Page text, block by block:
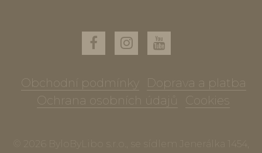
Obchodní podmínky
Doprava a platba
Ochrana osobních údajů
Cookies
© 2026 ByloByLibo s.r.o., se sídlem Jenerálka 1454,